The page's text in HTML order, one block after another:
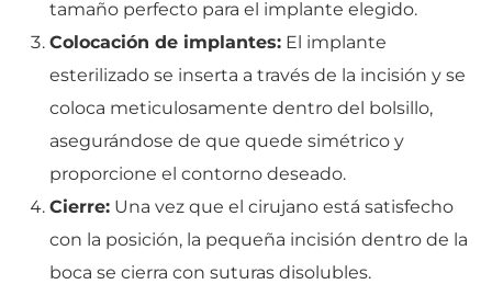
tamaño perfecto para el implante elegido.
Colocación de implantes: El implante
esterilizado se inserta a través de la incisión y se
coloca meticulosamente dentro del bolsillo,
asegurándose de que quede simétrico y
proporcione el contorno deseado.
Cierre: Una vez que el cirujano está satisfecho
con la posición, la pequeña incisión dentro de la
boca se cierra con suturas disolubles.